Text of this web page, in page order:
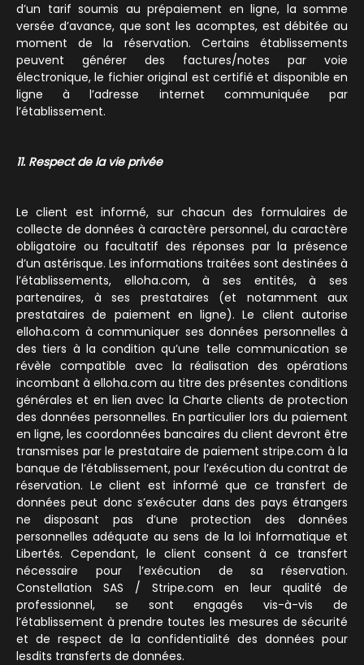
d’un tarif soumis au prépaiement en ligne, la somme
versée d’avance, que sont les acomptes, est débitée au
moment de la réservation. Certains établissements
peuvent générer des factures/notes par voie
électronique, le fichier original est certifié et disponible en
ligne à l’adresse internet communiquée par
l’établissement.
11. Respect de la vie privée
Le client est informé, sur chacun des formulaires de
collecte de données à caractère personnel, du caractère
obligatoire ou facultatif des réponses par la présence
d’un astérisque. Les informations traitées sont destinées à
l’établissements, elloha.com, à ses entités, à ses
partenaires, à ses prestataires (et notamment aux
prestataires de paiement en ligne). Le client autorise
elloha.com à communiquer ses données personnelles à
des tiers à la condition qu’une telle communication se
révèle compatible avec la réalisation des opérations
incombant à elloha.com au titre des présentes conditions
générales et en lien avec la Charte clients de protection
des données personnelles. En particulier lors du paiement
en ligne, les coordonnées bancaires du client devront être
transmises par le prestataire de paiement stripe.com à la
banque de l’établissement, pour l’exécution du contrat de
réservation. Le client est informé que ce transfert de
données peut donc s’exécuter dans des pays étrangers
ne disposant pas d’une protection des données
personnelles adéquate au sens de la loi Informatique et
Libertés. Cependant, le client consent à ce transfert
nécessaire pour l’exécution de sa réservation.
Constellation SAS / Stripe.com en leur qualité de
professionnel, se sont engagés vis-à-vis de
l’établissement à prendre toutes les mesures de sécurité
et de respect de la confidentialité des données pour
lesdits transferts de données.